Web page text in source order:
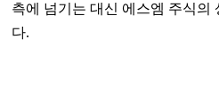
측에 넘기는 대신 에스엠 주식의
다.